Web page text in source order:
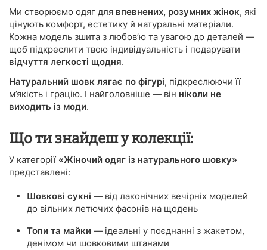
Ми створюємо одяг для впевнених, розумних жінок, які
цінують комфорт, естетику й натуральні матеріали.
Кожна модель зшита з любов’ю та увагою до деталей —
щоб підкреслити твою індивідуальність і подарувати
відчуття легкості щодня.
Натуральний шовк лягає по фігурі, підкреслюючи її
м’якість і грацію. І найголовніше — він ніколи не
виходить із моди.
Що ти знайдеш у колекції:
У категорії «Жіночий одяг із натурального шовку»
представлені:
Шовкові сукні — від лаконічних вечірніх моделей
до вільних летючих фасонів на щодень
Топи та майки — ідеальні у поєднанні з жакетом,
денімом чи шовковими штанами